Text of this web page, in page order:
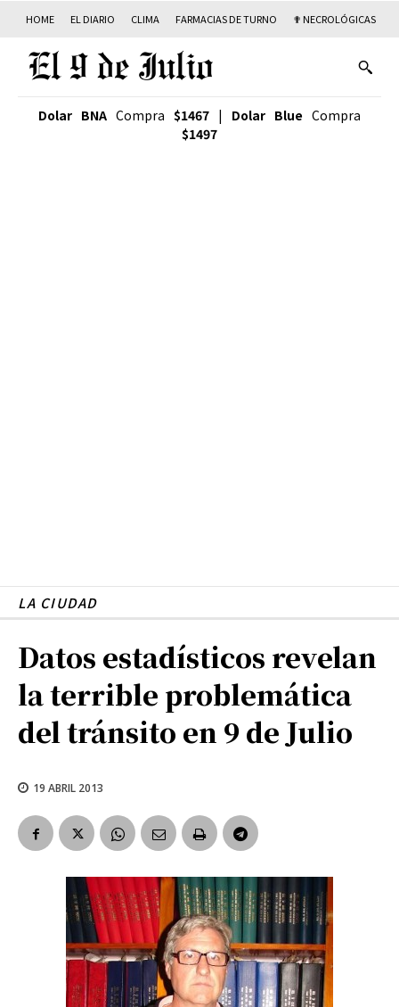
HOME EL DIARIO CLIMA FARMACIAS DE TURNO ✟ NECROLÓGICAS
Dolar BNA Compra $1467 | Dolar Blue Compra
$1497
LA CIUDAD
Datos estadísticos revelan
la terrible problemática
del tránsito en 9 de Julio
19 ABRIL 2013